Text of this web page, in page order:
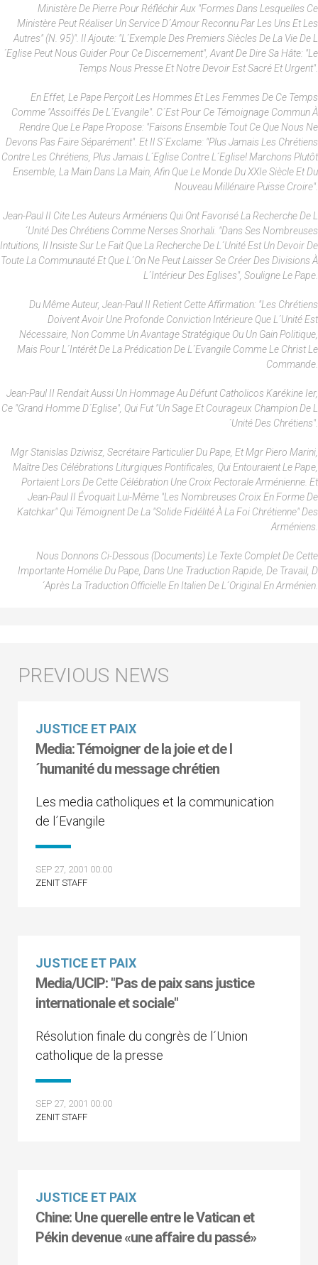
Ministère De Pierre Pour Réfléchir Aux "formes Dans Lesquelles Ce
Ministère Peut Réaliser Un Service D´amour Reconnu Par Les Uns Et Les
Autres" (n. 95)". Il Ajoute: "L´exemple Des Premiers Siècles De La Vie De L
´Eglise Peut Nous Guider Pour Ce Discernement", Avant De Dire Sa Hâte: "Le
Temps Nous Presse Et Notre Devoir Est Sacré Et Urgent".
En Effet, Le Pape Perçoit Les Hommes Et Les Femmes De Ce Temps
Comme "assoiffés De L´Evangile". C´est Pour Ce Témoignage Commun À
Rendre Que Le Pape Propose: "Faisons Ensemble Tout Ce Que Nous Ne
Devons Pas Faire Séparément". Et Il S´exclame: "Plus Jamais Les Chrétiens
Contre Les Chrétiens, Plus Jamais L´Eglise Contre L´Eglise! Marchons Plutôt
Ensemble, La Main Dans La Main, Afin Que Le Monde Du XXIe Siècle Et Du
Nouveau Millénaire Puisse Croire".
Jean-Paul II Cite Les Auteurs Arméniens Qui Ont Favorisé La Recherche De L
´unité Des Chrétiens Comme Nerses Snorhali. "Dans Ses Nombreuses
Intuitions, Il Insiste Sur Le Fait Que La Recherche De L´unité Est Un Devoir De
Toute La Communauté Et Que L´on Ne Peut Laisser Se Créer Des Divisions À
L´intérieur Des Eglises", Souligne Le Pape.
Du Même Auteur, Jean-Paul II Retient Cette Affirmation: "Les Chrétiens
Doivent Avoir Une Profonde Conviction Intérieure Que L´unité Est
Nécessaire, Non Comme Un Avantage Stratégique Ou Un Gain Politique,
Mais Pour L´intérêt De La Prédication De L´Evangile Comme Le Christ Le
Commande.
Jean-Paul II Rendait Aussi Un Hommage Au Défunt Catholicos Karékine Ier,
Ce "grand Homme D´Eglise", Qui Fut "un Sage Et Courageux Champion De L
´unité Des Chrétiens".
Mgr Stanislas Dziwisz, Secrétaire Particulier Du Pape, Et Mgr Piero Marini,
Maître Des Célébrations Liturgiques Pontificales, Qui Entouraient Le Pape,
Portaient Lors De Cette Célébration Une Croix Pectorale Arménienne. Et
Jean-Paul II Évoquait Lui-Même "les Nombreuses Croix En Forme De
Katchkar" Qui Témoignent De La "solide Fidélité À La Foi Chrétienne" Des
Arméniens.
Nous Donnons Ci-Dessous (documents) Le Texte Complet De Cette
Importante Homélie Du Pape, Dans Une Traduction Rapide, De Travail, D
´après La Traduction Officielle En Italien De L´original En Arménien.
JUSTICE ET PAIX
Media: Témoigner de la joie et de l
´humanité du message chrétien
Les media catholiques et la communication
de l´Evangile
SEP 27, 2001 00:00
ZENIT STAFF
JUSTICE ET PAIX
Media/UCIP: "Pas de paix sans justice
internationale et sociale"
Résolution finale du congrès de l´Union
catholique de la presse
SEP 27, 2001 00:00
ZENIT STAFF
JUSTICE ET PAIX
Chine: Une querelle entre le Vatican et
Pékin devenue «une affaire du passé»